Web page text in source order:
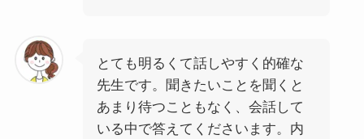
とても明るくて話しやすく的確な
先生です。聞きたいことを聞くと
あまり待つこともなく、会話して
いる中で答えてくださいます。内